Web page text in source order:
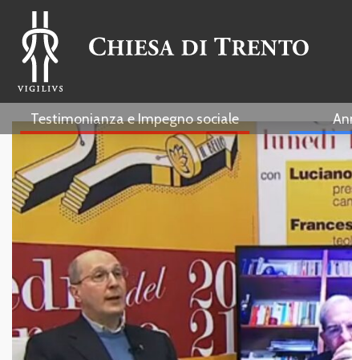
Testimonianza e Impegno sociale